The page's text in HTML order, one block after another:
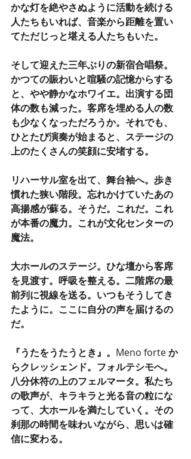
かな灯を絶やさぬように活動を続ける
人たちもいれば、音楽から距離を置い
てただじっと堪える人たちもいた。
そして迎えた三年ぶりの新宿合唱祭。
かつての賑わいと喧騒の記憶からする
と、やや静かなホワイエ。出演する団
体の数も減った。客席を埋める人の数
も少なくなっただろうか。それでも、
ひとたび演奏が始まると、ステージの
上のたくさんの笑顔に安堵する。
リハーサル室を出て、舞台袖へ。歩き
慣れた狭い階段。忘れかけていたあの
高揚感が蘇る。そうだ。これだ。これ
が本番の魔力。これが文化センターの
魔法。
大ホールのステージ。ひな壇から客席
を見渡す。呼吸を整える。二階席の最
前列に視線を送る。いつもそうしてき
たように。ここに自分の声を届けるの
だ。
『うたをうたうとき』。 Meno forte か
らクレッシェンド。フォルテシモへ。
八分休符の上のフェルマータ。私たち
の歌声が、キラキラと光る音の粒にな
って、大ホールを満たしていく。その
刹那の時間を味わいながら、思いは確
信に変わる。